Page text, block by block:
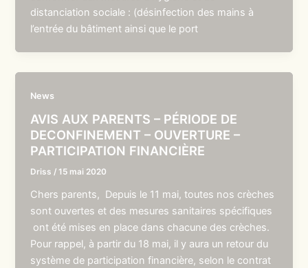
distanciation sociale : (désinfection des mains à
l’entrée du bâtiment ainsi que le port
News
AVIS AUX PARENTS – PÉRIODE DE
DECONFINEMENT – OUVERTURE –
PARTICIPATION FINANCIÈRE
Driss /15 mai 2020
Chers parents, Depuis le 11 mai, toutes nos crèches
sont ouvertes et des mesures sanitaires spécifiques
ont été mises en place dans chacune des crèches.
Pour rappel, à partir du 18 mai, il y aura un retour du
système de participation financière, selon le contrat